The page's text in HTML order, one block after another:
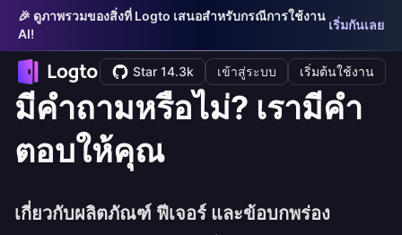
🎉 ดูภาพรวมของสิ่งที่ Logto เสนอสำหรับกรณีการใช้งาน
AI!
เริ่มกันเลย
Star 14.3k เข้าสู่ระบบ เริ่มต้นใช้งาน
มีคำถามหรือไม่? เรามีคำ
ตอบให้คุณ
เกี่ยวกับผลิตภัณฑ์ ฟีเจอร์ และข้อบกพร่อง